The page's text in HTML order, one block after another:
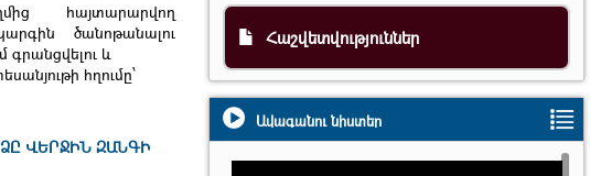
հայտարարվող
ծանոթանալու
գրանցվելու և
հղումը՝
ՎԵՐՋԻՆ ԶԱՆԳԻ
Հաշվետվություններ
Ավագանու նիստեր